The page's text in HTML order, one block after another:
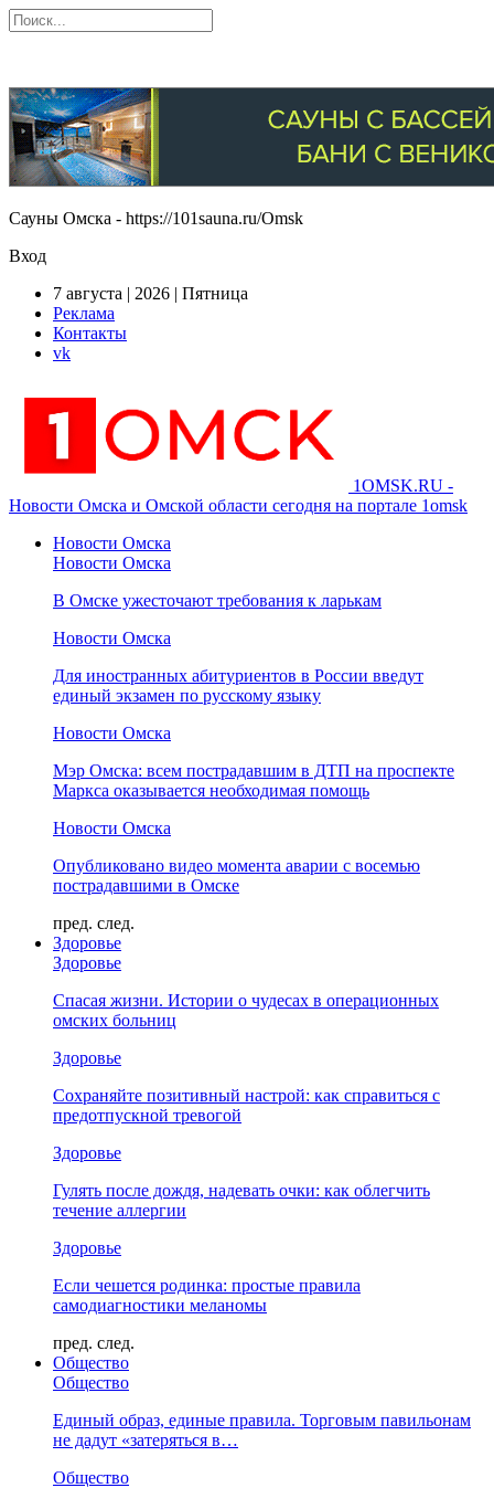
Сауны Омска - https://101sauna.ru/Omsk
Вход
7 августа | 2026 | Пятница
Реклама
Контакты
vk
1OMSK.RU -
Новости Омска и Омской области сегодня на портале 1omsk
Новости Омска
Новости Омска
В Омске ужесточают требования к ларькам
Новости Омска
Для иностранных абитуриентов в России введут
единый экзамен по русскому языку
Новости Омска
Мэр Омска: всем пострадавшим в ДТП на проспекте
Маркса оказывается необходимая помощь
Новости Омска
Опубликовано видео момента аварии с восемью
пострадавшими в Омске
пред. след.
Здоровье
Здоровье
Спасая жизни. Истории о чудесах в операционных
омских больниц
Здоровье
Сохраняйте позитивный настрой: как справиться с
предотпускной тревогой
Здоровье
Гулять после дождя, надевать очки: как облегчить
течение аллергии
Здоровье
Если чешется родинка: простые правила
самодиагностики меланомы
пред. след.
Общество
Общество
Единый образ, единые правила. Торговым павильонам
не дадут «затеряться в…
Общество